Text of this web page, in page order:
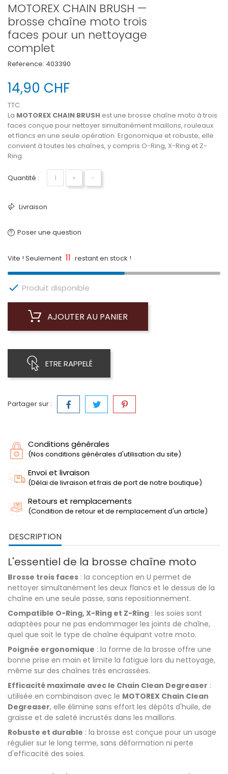
MOTOREX CHAIN BRUSH —
brosse chaîne moto trois
faces pour un nettoyage
complet
Reference: 403390
14,90 CHF
TTC
La MOTOREX CHAIN BRUSH est une brosse chaîne moto à trois
faces conçue pour nettoyer simultanément maillons, rouleaux
et flancs en une seule opération. Ergonomique et robuste, elle
convient à toutes les chaînes, y compris O-Ring, X-Ring et Z-
Ring.
Quantité : + −
Livraison
Poser une question
Vite ! Seulement 11 restant en stock !
 Produit disponible
AJOUTER AU PANIER
ETRE RAPPELÉ
Partager sur :
Conditions générales
(Nos conditions générales d'utilisation du site)
Envoi et livraison
(Délai de livraison et frais de port de notre boutique)
Retours et remplacements
(Condition de retour et de remplacement d'un article)
DESCRIPTION
L'essentiel de la brosse chaîne moto
Brosse trois faces : la conception en U permet de
nettoyer simultanément les deux flancs et le dessus de la
chaîne en une seule passe, sans repositionnement.
Compatible O-Ring, X-Ring et Z-Ring : les soies sont
adaptées pour ne pas endommager les joints de chaîne,
quel que soit le type de chaîne équipant votre moto.
Poignée ergonomique : la forme de la brosse offre une
bonne prise en main et limite la fatigue lors du nettoyage,
même sur des chaînes très encrassées.
Efficacité maximale avec le Chain Clean Degreaser :
utilisée en combinaison avec le MOTOREX Chain Clean
Degreaser, elle élimine sans effort les dépôts d'huile, de
graisse et de saleté incrustés dans les maillons.
Robuste et durable : la brosse est conçue pour un usage
régulier sur le long terme, sans déformation ni perte
d'efficacité des soies.